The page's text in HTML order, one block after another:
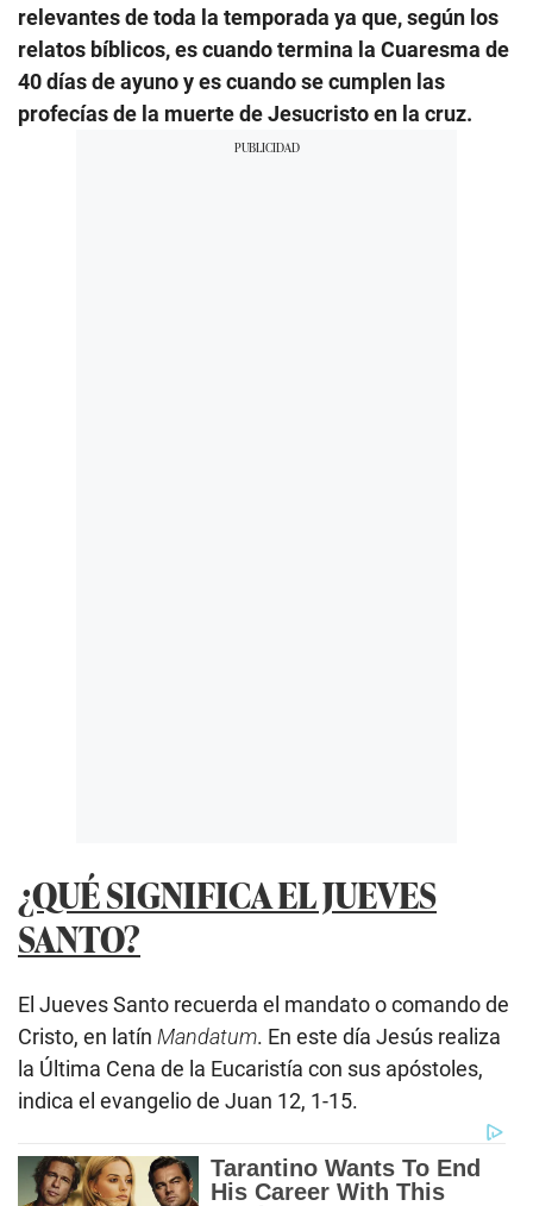
relevantes de toda la temporada ya que, según los
relatos bíblicos, es cuando termina la Cuaresma de
40 días de ayuno y es cuando se cumplen las
profecías de la muerte de Jesucristo en la cruz.
¿QUÉ SIGNIFICA EL JUEVES
SANTO?
El Jueves Santo recuerda el mandato o comando de
Cristo, en latín Mandatum. En este día Jesús realiza
la Última Cena de la Eucaristía con sus apóstoles,
indica el evangelio de Juan 12, 1-15.